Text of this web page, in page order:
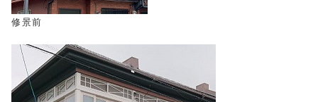
修景前